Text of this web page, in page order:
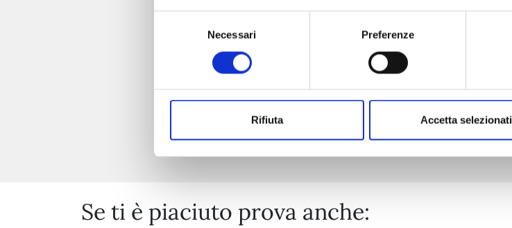
Necessari Preferenze
Rifiuta Accetta selezionati
30/06/2026
€ 6,90
Mostra tutto
Se ti è piaciuto prova anche: